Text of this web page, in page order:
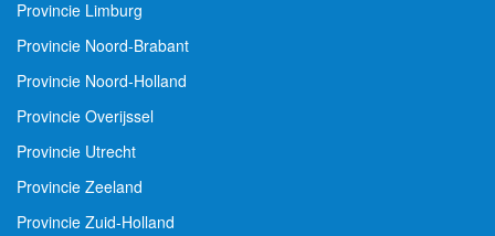
Provincie Limburg
Provincie Noord-Brabant
Provincie Noord-Holland
Provincie Overijssel
Provincie Utrecht
Provincie Zeeland
Provincie Zuid-Holland